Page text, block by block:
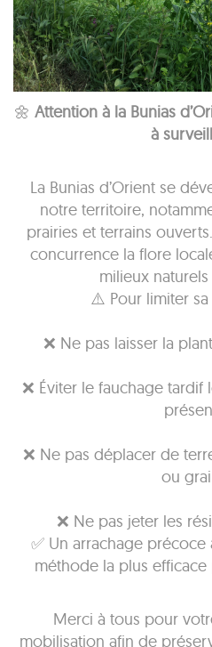
🌼 Attention à la Bunias
à
La Bunias d’Orient se
notre territoire,
prairies et terrains
concurrence la flore
milieux
⚠️ Pour limiter
❌ Ne pas laisser la
❌ Éviter le fauchage
❌ Ne pas déplacer de
ou
❌ Ne pas jeter les
✅ Un arrachage
méthode la plus
Merci à tous pour
mobilisation afin de